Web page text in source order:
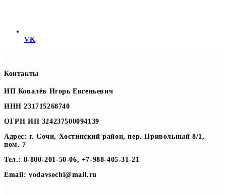
VK
Контакты
ИП Ковалёв Игорь Евгеньевич
ИНН 231715268740
ОГРН ИП 324237500094139
Адрес: г. Сочи, Хостинский район, пер. Привольный 8/1,
пом. 7
Тел.: 8-800-201-50-06, +7-988-405-31-21
Email: vodavsochi@mail.ru